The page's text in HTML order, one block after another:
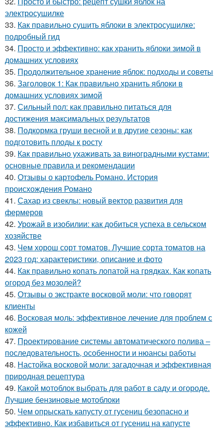
электросушилке
33. Как правильно сушить яблоки в электросушилке:
подробный гид
34. Просто и эффективно: как хранить яблоки зимой в
домашних условиях
35. Продолжительное хранение яблок: подходы и советы
36. Заголовок 1: Как правильно хранить яблоки в
домашних условиях зимой
37. Сильный пол: как правильно питаться для
достижения максимальных результатов
38. Подкормка груши весной и в другие сезоны: как
подготовить плоды к росту
39. Как правильно ухаживать за виноградными кустами:
основные правила и рекомендации
40. Отзывы о картофель Романо. История
происхождения Романо
41. Сахар из свеклы: новый вектор развития для
фермеров
42. Урожай в изобилии: как добиться успеха в сельском
хозяйстве
43. Чем хорош сорт томатов. Лучшие сорта томатов на
2023 год: характеристики, описание и фото
44. Как правильно копать лопатой на грядках. Как копать
огород без мозолей?
45. Отзывы о экстракте восковой моли: что говорят
клиенты
46. Восковая моль: эффективное лечение для проблем с
кожей
47. Проектирование системы автоматического полива –
последовательность, особенности и нюансы работы
48. Настойка восковой моли: загадочная и эффективная
природная рецептура
49. Какой мотоблок выбрать для работ в саду и огороде.
Лучшие бензиновые мотоблоки
50. Чем опрыскать капусту от гусениц безопасно и
эффективно. Как избавиться от гусениц на капусте